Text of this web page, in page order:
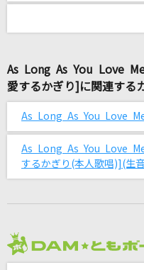
[生音]もう恋なんてし
槇原敬之(Makihara)
[生音]もう恋なんてし
槇原敬之(Makihara)
きゃわぽっぴんどぅー
iLiFE!
トリセツ
ワタリドリ
[Alexandros]
As Long As You Love
愛するかぎり]に関連する
As Long As You Love Me
As Long As You Love
するかぎり(本人歌唱)](生